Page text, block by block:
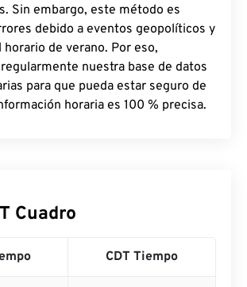
Sin embargo, este método es
debido a eventos geopolíticos y
de verano. Por eso,
nuestra base de datos
para que pueda estar seguro de
horaria es 100 % precisa.
Cuadro
CDT Tiempo